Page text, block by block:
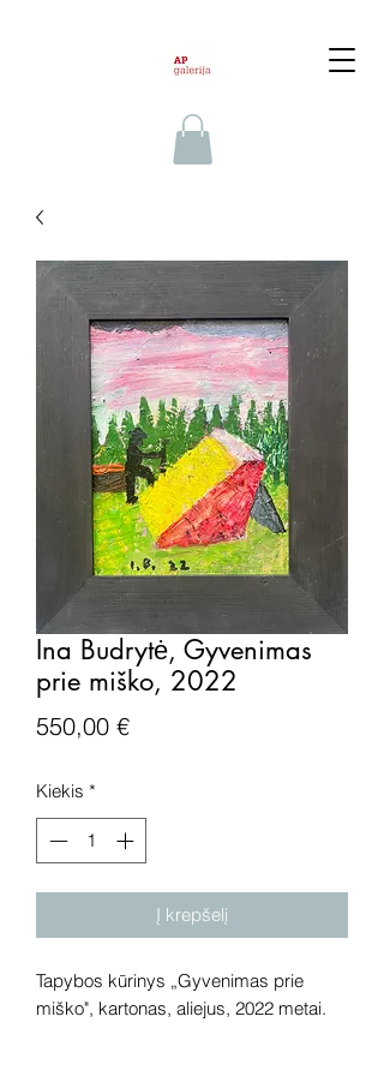
Ina Budrytė, Gyvenimas
prie miško, 2022
550,00 €Price
Kiekis *
Į krepšelį
Tapybos kūrinys „Gyvenimas prie
miško", kartonas, aliejus, 2022 metai.